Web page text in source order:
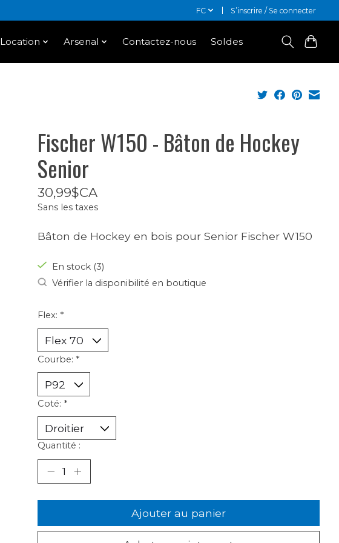
FC S’inscrire / Se connecter
Location Arsenal Contactez-nous Soldes
Fischer W150 - Bâton de Hockey
Senior
30,99$CA
Sans les taxes
Bâton de Hockey en bois pour Senior Fischer W150
En stock (3)
Vérifier la disponibilité en boutique
Flex: *
Courbe: *
Coté: *
Quantité :
Ajouter au panier